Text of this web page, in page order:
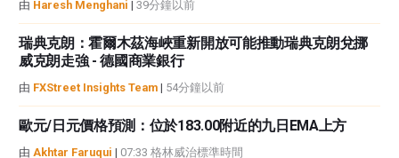
由 Haresh Menghani | 39分鐘以前
瑞典克朗：霍爾木茲海峽重新開放可能推動瑞典克朗兌挪
威克朗走強 - 德國商業銀行
由 FXStreet Insights Team | 54分鐘以前
歐元/日元價格預測：位於183.00附近的九日EMA上方
由 Akhtar Faruqui | 07:33 格林威治標準時間